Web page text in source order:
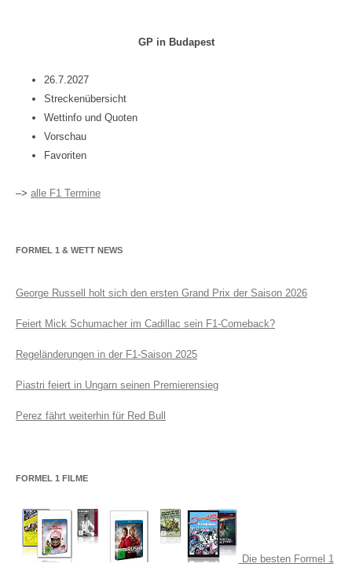
GP in Budapest
26.7.2027
Streckenübersicht
Wettinfo und Quoten
Vorschau
Favoriten
–> alle F1 Termine
FORMEL 1 & WETT NEWS
George Russell holt sich den ersten Grand Prix der Saison 2026
Feiert Mick Schumacher im Cadillac sein F1-Comeback?
Regeländerungen in der F1-Saison 2025
Piastri feiert in Ungarn seinen Premierensieg
Perez fährt weiterhin für Red Bull
FORMEL 1 FILME
Die besten Formel 1